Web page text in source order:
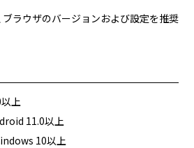
ブラウザのバージョンおよび設定を推奨
以上
11.0以上
10以上